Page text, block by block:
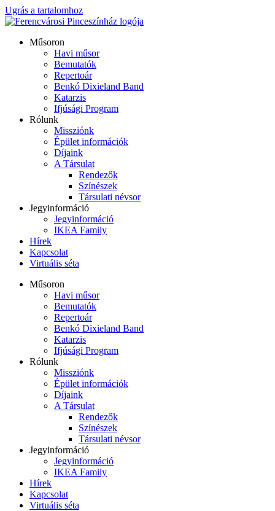
Ugrás a tartalomhoz
Műsoron
Havi műsor
Bemutatók
Repertoár
Benkó Dixieland Band
Katarzis
Ifjúsági Program
Rólunk
Missziónk
Épület információk
Díjaink
A Társulat
Rendezők
Színészek
Társulati névsor
Jegyinformáció
Jegyinformáció
IKEA Family
Hírek
Kapcsolat
Virtuális séta
Műsoron
Havi műsor
Bemutatók
Repertoár
Benkó Dixieland Band
Katarzis
Ifjúsági Program
Rólunk
Missziónk
Épület információk
Díjaink
A Társulat
Rendezők
Színészek
Társulati névsor
Jegyinformáció
Jegyinformáció
IKEA Family
Hírek
Kapcsolat
Virtuális séta